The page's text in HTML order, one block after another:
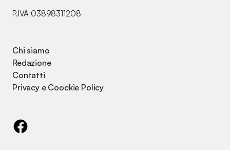
P.IVA 03898311208
Chi siamo
Redazione
Contatti
Privacy e Coockie Policy